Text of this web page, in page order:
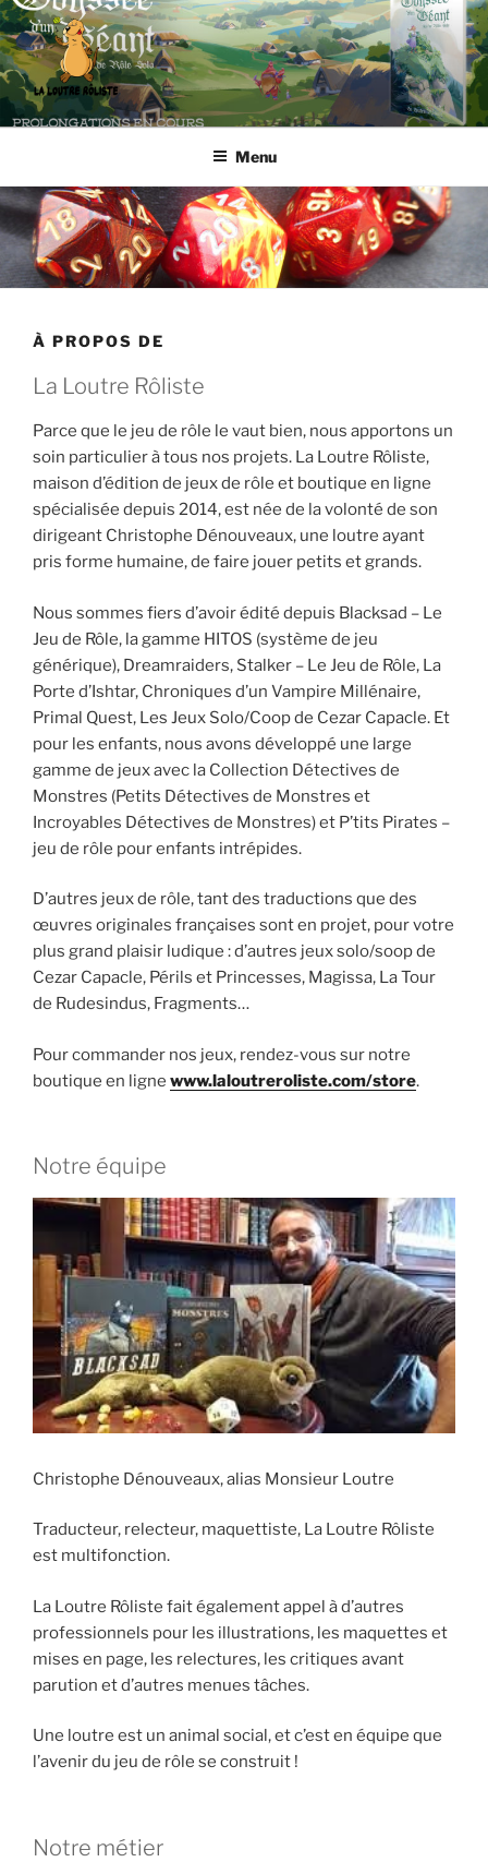
Aller
au
contenu
principal
LA LOUTRE RÔLISTE
Editeur de jeux de rôle et boutique en ligne spécialisée
Menu
À PROPOS DE
La Loutre Rôliste
Parce que le jeu de rôle le vaut bien, nous apportons un
soin particulier à tous nos projets. La Loutre Rôliste,
maison d’édition de jeux de rôle et boutique en ligne
spécialisée depuis 2014, est née de la volonté de son
dirigeant Christophe Dénouveaux, une loutre ayant
pris forme humaine, de faire jouer petits et grands.
Nous sommes fiers d’avoir édité depuis Blacksad – Le
Jeu de Rôle, la gamme HITOS (système de jeu
générique), Dreamraiders, Stalker – Le Jeu de Rôle, La
Porte d’Ishtar, Chroniques d’un Vampire Millénaire,
Primal Quest, Les Jeux Solo/Coop de Cezar Capacle. Et
pour les enfants, nous avons développé une large
gamme de jeux avec la Collection Détectives de
Monstres (Petits Détectives de Monstres et
Incroyables Détectives de Monstres) et P’tits Pirates –
jeu de rôle pour enfants intrépides.
D’autres jeux de rôle, tant des traductions que des
œuvres originales françaises sont en projet, pour votre
plus grand plaisir ludique : d’autres jeux solo/soop de
Cezar Capacle, Périls et Princesses, Magissa, La Tour
de Rudesindus, Fragments…
Pour commander nos jeux, rendez-vous sur notre
boutique en ligne www.laloutreroliste.com/store.
Notre équipe
Christophe Dénouveaux, alias Monsieur Loutre
Traducteur, relecteur, maquettiste, La Loutre Rôliste
est multifonction.
La Loutre Rôliste fait également appel à d’autres
professionnels pour les illustrations, les maquettes et
mises en page, les relectures, les critiques avant
parution et d’autres menues tâches.
Une loutre est un animal social, et c’est en équipe que
l’avenir du jeu de rôle se construit !
Notre métier